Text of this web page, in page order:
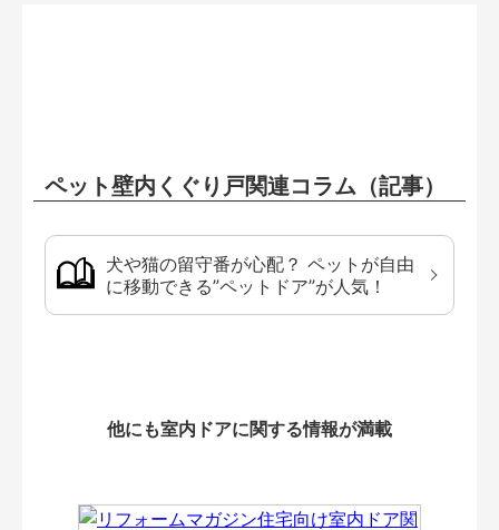
ペット壁内くぐり戸関連コラム（記事）
犬や猫の留守番が心配？ ペットが自由
に移動できる”ペットドア”が人気！
他にも室内ドアに関する情報が満載